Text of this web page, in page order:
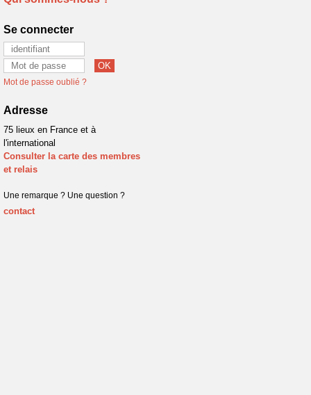
Se connecter
Mot de passe oublié ?
Adresse
75 lieux en France et à
l'international
Consulter la carte des membres
et relais
Une remarque ? Une question ?
contact